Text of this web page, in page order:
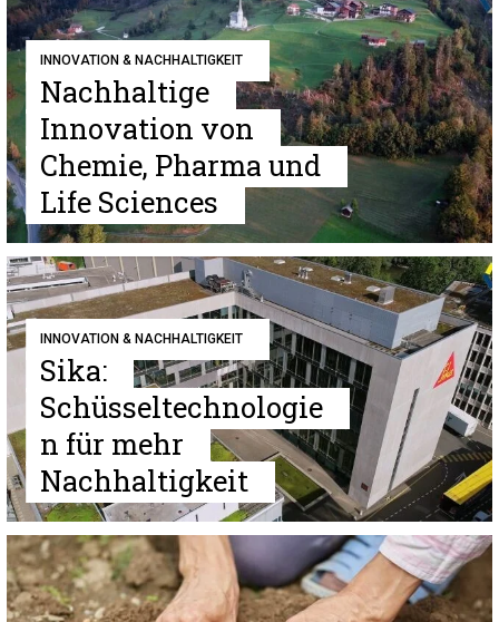
INNOVATION & NACHHALTIGKEIT
Nachhaltige
Innovation von
Chemie, Pharma und
Life Sciences
INNOVATION & NACHHALTIGKEIT
Sika:
Schüsseltechnologie
n für mehr
Nachhaltigkeit